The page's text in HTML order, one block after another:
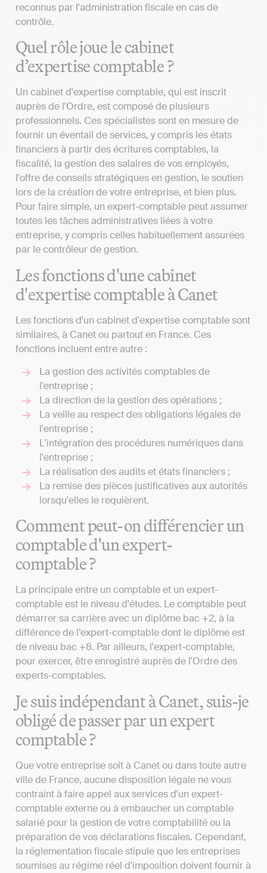
reconnus par l'administration fiscale en cas de
contrôle.
Quel rôle joue le cabinet
d’expertise comptable ?
Un cabinet d'expertise comptable, qui est inscrit
auprès de l'Ordre, est composé de plusieurs
professionnels. Ces spécialistes sont en mesure de
fournir un éventail de services, y compris les états
financiers à partir des écritures comptables, la
fiscalité, la gestion des salaires de vos employés,
l'offre de conseils stratégiques en gestion, le soutien
lors de la création de votre entreprise, et bien plus.
Pour faire simple, un expert-comptable peut assumer
toutes les tâches administratives liées à votre
entreprise, y compris celles habituellement assurées
par le contrôleur de gestion.
Les fonctions d'une cabinet
d'expertise comptable à Canet
Les fonctions d'un cabinet d'expertise comptable sont
similaires, à Canet ou partout en France. Ces
fonctions incluent entre autre :
La gestion des activités comptables de
l'entreprise ;
La direction de la gestion des opérations ;
La veille au respect des obligations légales de
l'entreprise ;
L'intégration des procédures numériques dans
l'entreprise ;
La réalisation des audits et états financiers ;
La remise des pièces justificatives aux autorités
lorsqu'elles le requièrent.
Comment peut-on différencier un
comptable d'un expert-
comptable ?
La principale entre un comptable et un expert-
comptable est le niveau d'études. Le comptable peut
démarrer sa carrière avec un diplôme bac +2, à la
différence de l’expert-comptable dont le diplôme est
de niveau bac +8. Par ailleurs, l'expert-comptable,
pour exercer, être enregistré auprès de l'Ordre des
experts-comptables.
Je suis indépendant à Canet, suis-je
obligé de passer par un expert
comptable ?
Que votre entreprise soit à Canet ou dans toute autre
ville de France, aucune disposition légale ne vous
contraint à faire appel aux services d'un expert-
comptable externe ou à embaucher un comptable
salarié pour la gestion de votre comptabilité ou la
préparation de vos déclarations fiscales. Cependant,
la réglementation fiscale stipule que les entreprises
soumises au régime réel d'imposition doivent fournir à